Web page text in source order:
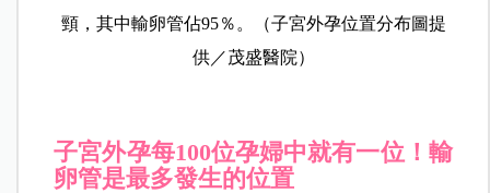
頸，其中輸卵管佔95％。（子宮外孕位置分布圖提
供／茂盛醫院）
子宮外孕每100位孕婦中就有一位！輸
卵管是最多發生的位置